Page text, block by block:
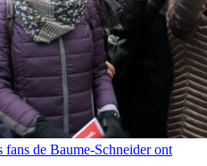
fans de Baume-Schneider ont